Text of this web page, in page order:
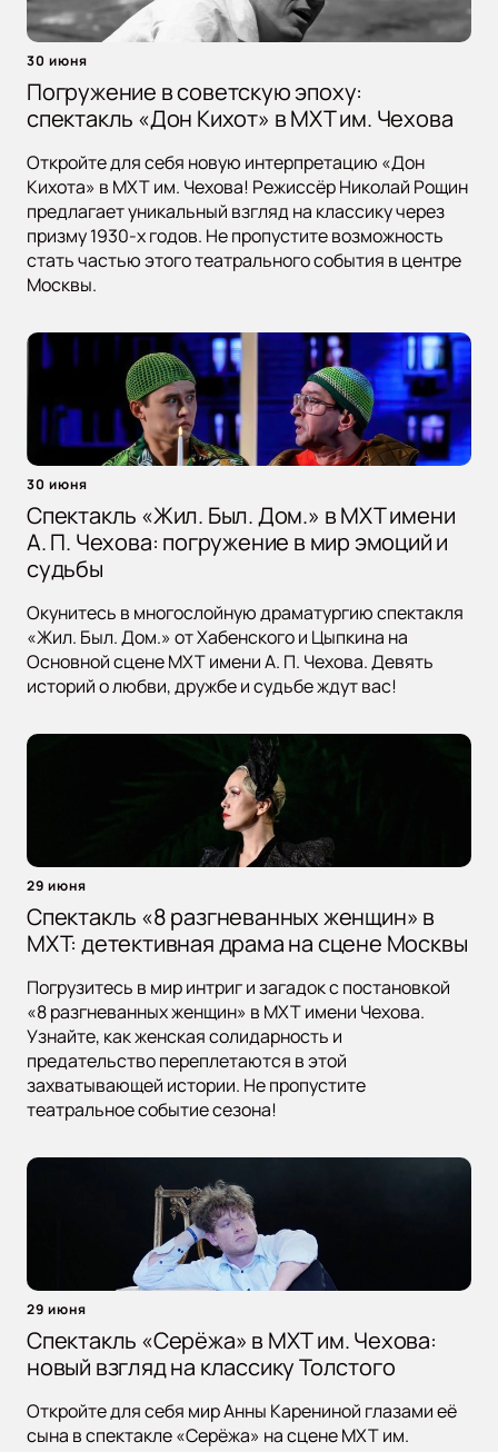
30 июня
Погружение в советскую эпоху:
спектакль «Дон Кихот» в МХТ им. Чехова
Откройте для себя новую интерпретацию «Дон
Кихота» в МХТ им. Чехова! Режиссёр Николай Рощин
предлагает уникальный взгляд на классику через
призму 1930-х годов. Не пропустите возможность
стать частью этого театрального события в центре
Москвы.
30 июня
Спектакль «Жил. Был. Дом.» в МХТ имени
А. П. Чехова: погружение в мир эмоций и
судьбы
Окунитесь в многослойную драматургию спектакля
«Жил. Был. Дом.» от Хабенского и Цыпкина на
Основной сцене МХТ имени А. П. Чехова. Девять
историй о любви, дружбе и судьбе ждут вас!
29 июня
Спектакль «8 разгневанных женщин» в
МХТ: детективная драма на сцене Москвы
Погрузитесь в мир интриг и загадок с постановкой
«8 разгневанных женщин» в МХТ имени Чехова.
Узнайте, как женская солидарность и
предательство переплетаются в этой
захватывающей истории. Не пропустите
театральное событие сезона!
29 июня
Спектакль «Серёжа» в МХТ им. Чехова:
новый взгляд на классику Толстого
Откройте для себя мир Анны Карениной глазами её
сына в спектакле «Серёжа» на сцене МХТ им.